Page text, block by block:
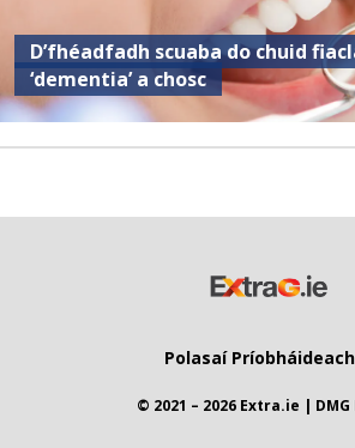
D’fhéadfadh scuaba do chuid
‘dementia’ a chosc
Polasaí
© 2021 – 2026 Extra.ie |